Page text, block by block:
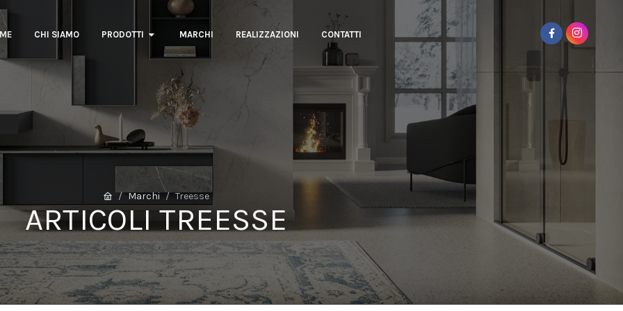
CHI SIAMO PRODOTTI MARCHI REALIZZAZIONI CONTATTI
Marchi Treesse
ARTICOLI TREESSE